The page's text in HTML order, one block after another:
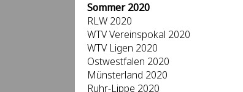
Sommer 2020
RLW 2020
WTV Vereinspokal 2020
WTV Ligen 2020
Ostwestfalen 2020
Münsterland 2020
Ruhr-Lippe 2020